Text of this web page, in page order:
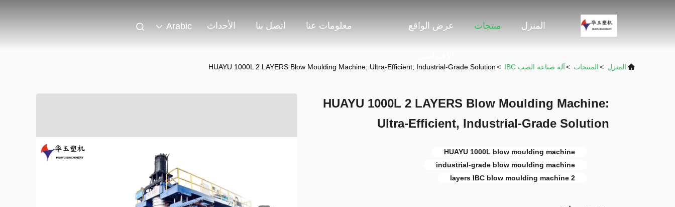
المنزل منتجات عرض الواقع معلومات عنا اتصل بنا الأحداث Arabic
المنزل >المنتجات >آلة صناعة الصب IBC >
HUAYU 1000L 2 LAYERS Blow Moulding Machine: Ultra-Efficient, Industrial-Grade Solution
HUAYU 1000L 2 LAYERS Blow Moulding Machine:
Ultra-Efficient, Industrial-Grade Solution
HUAYU 1000L blow moulding machine
industrial-grade blow moulding machine
2 layers IBC blow moulding machine